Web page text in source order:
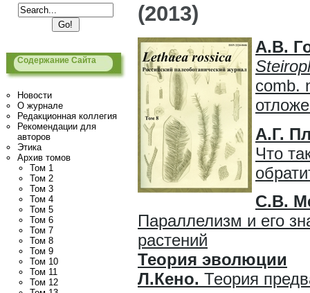
Содержание Сайта
Новости
О журнале
Редакционная коллегия
Рекомендации для
авторов
Этика
Архив томов
Том 1
Том 2
Том 3
Том 4
Том 5
Том 6
Том 7
Том 8
Том 9
Том 10
Том 11
Том 12
(2013)
А.В.
comb.
А.Г.
Что
С.В.
Параллелизм и его
растений
Теория эволюции
Л.Кено. Теория